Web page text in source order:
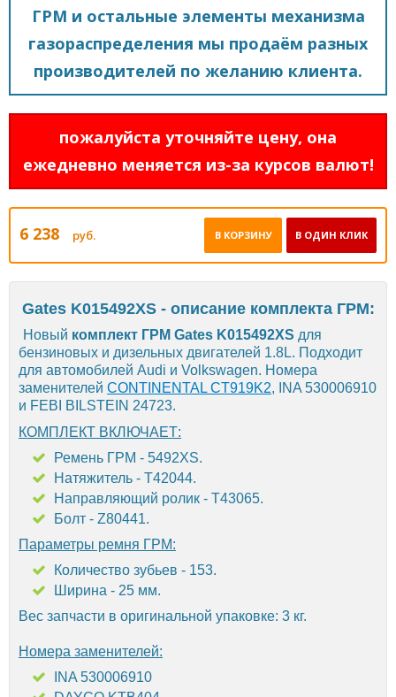
ГРМ и остальные элементы механизма
газораспределения мы продаём разных
производителей по желанию клиента.
пожалуйста уточняйте цену, она
ежедневно меняется из-за курсов валют!
6 238 руб. В ОДИН КЛИК
В КОРЗИНУ
Gates K015492XS - описание комплекта ГРМ:
Новый комплект ГРМ Gates K015492XS для
бензиновых и дизельных двигателей 1.8L. Подходит
для автомобилей Audi и Volkswagen. Номера
заменителей CONTINENTAL CT919K2, INA 530006910
и FEBI BILSTEIN 24723.
КОМПЛЕКТ ВКЛЮЧАЕТ:
Ремень ГРМ - 5492XS.
Натяжитель - T42044.
Направляющий ролик - T43065.
Болт - Z80441.
Параметры ремня ГРМ:
Количество зубьев - 153.
Ширина - 25 мм.
Вес запчасти в оригинальной упаковке: 3 кг.
Номера заменителей:
INA 530006910